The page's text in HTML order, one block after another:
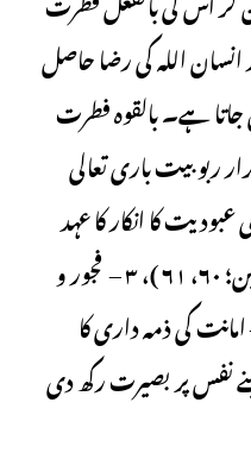
انسان اللہ کی رضا حاصل
جاتا ہے۔ بالقوہ فطرت
پر مشتمل ہے:١- اقرار ربوبیت باری تعالی
شیطان کی عبودیت کا انکار کا عہد
اور اللہ کی عبودیت کا عہد ( يأسين؛ ٦٠، ٦١ )، ٣ – فجور و
امتیاز ( الشمس ؛ ٨)، ٤ – امانت کی ذمہ داری کا
٧٢ ) ٥ – اپنے نفس پر بصیرت رکھ دی